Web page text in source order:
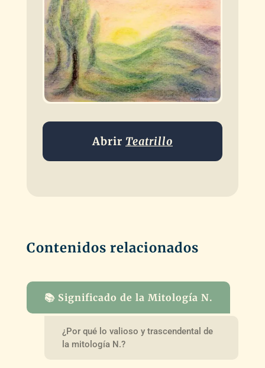
Abrir Teatrillo
Contenidos relacionados
📚 Significado de la Mitología N.
¿Por qué lo valioso y trascendental de
la mitología N.?